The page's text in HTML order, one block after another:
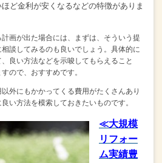
ど金利が安くなるなどの特徴がありま
画が出た場合には、
まずは、そういう提
談してみるのも良いでしょう。 具体的に
良い方法などを示唆してもらえること
ので、おすすめです。
外にもかかってくる費用がたくさんあり
い方法を模索しておきたいものです。
≪大規模
リフォー
ム実績豊